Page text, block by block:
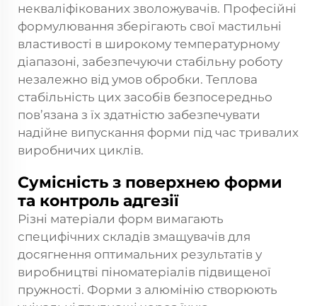
некваліфікованих зволожувачів. Професійні
формулювання зберігають свої мастильні
властивості в широкому температурному
діапазоні, забезпечуючи стабільну роботу
незалежно від умов обробки. Теплова
стабільність цих засобів безпосередньо
пов’язана з їх здатністю забезпечувати
надійне випускання форми під час тривалих
виробничих циклів.
Сумісність з поверхнею форми
та контроль адгезії
Різні матеріали форм вимагають
специфічних складів змащувачів для
досягнення оптимальних результатів у
виробництві піноматеріалів підвищеної
пружності. Форми з алюмінію створюють